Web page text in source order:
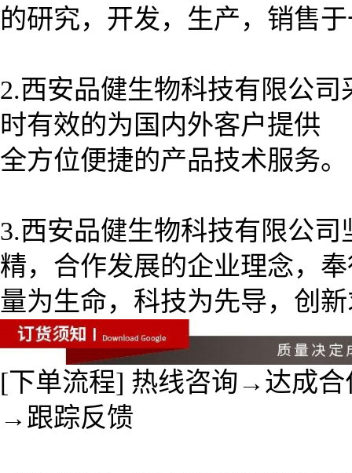
的研究，开发，生产，销售
2.西安品健生物科技有限公
时有效的为国内外客户提供
全方位便捷的产品技术服务。
3.西安品健生物科技有限公
精，合作发展的企业理念，
量为生命，科技为先导，创
[下单流程] 热线咨询→达成
→跟踪反馈